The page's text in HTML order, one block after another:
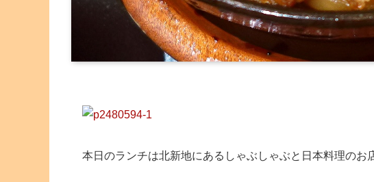
本日のランチは北新地にあるしゃぶしゃぶと日本料理のお